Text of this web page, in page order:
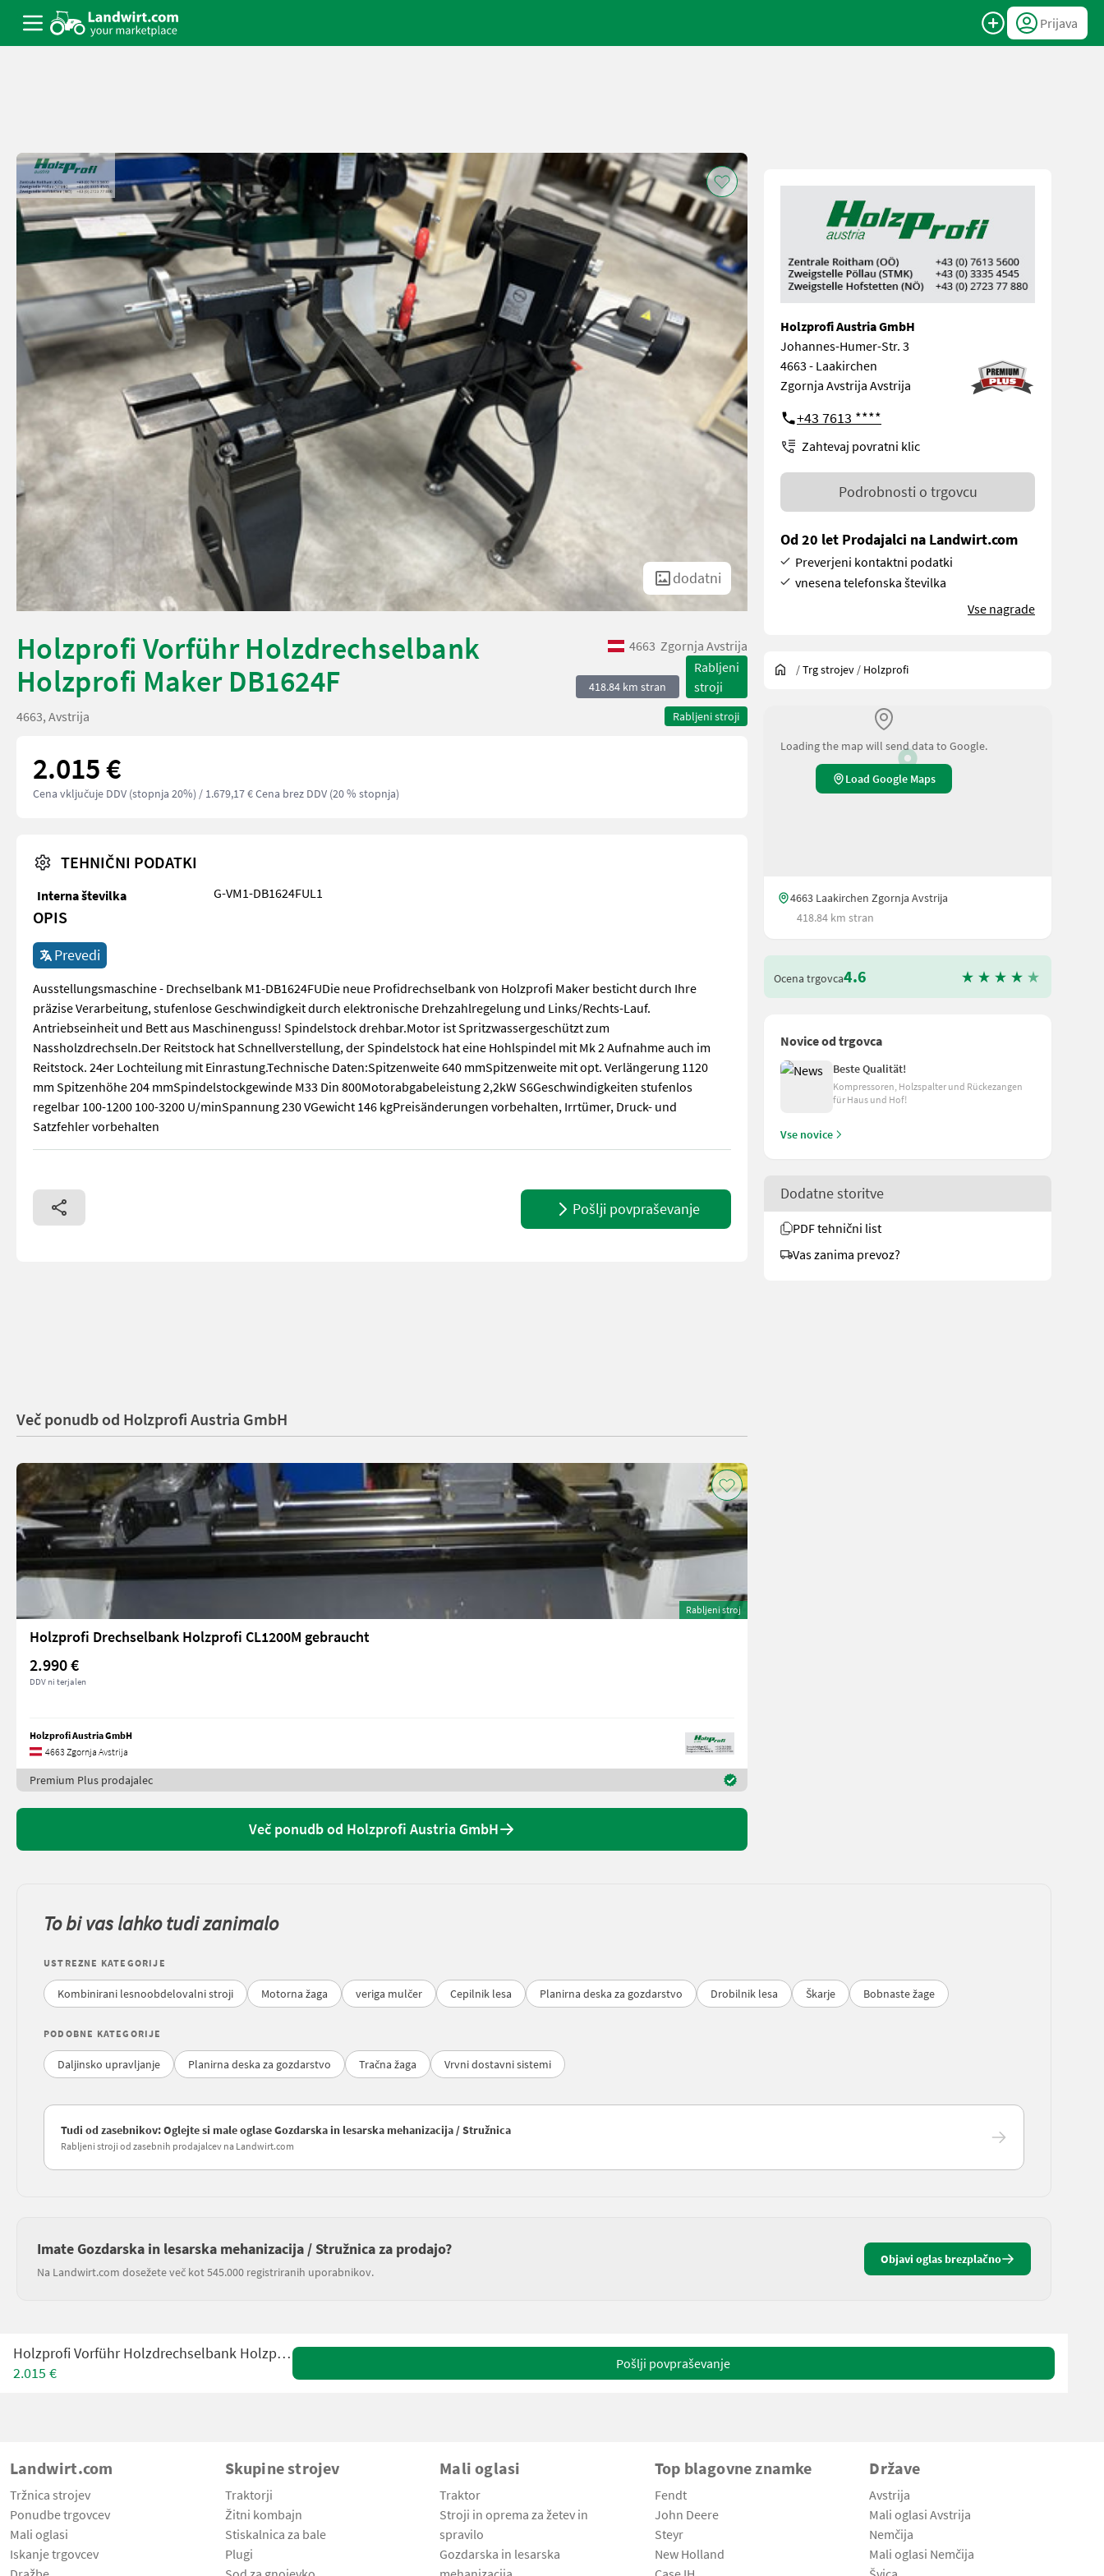
Prijava
dodatni
Holzprofi Vorführ Holzdrechselbank
Holzprofi Maker DB1624F
4663 Zgornja Avstrija
418.84 km stran
Rabljeni
stroji
Rabljeni stroji
4663, Avstrija
2.015 €
Cena vključuje DDV (stopnja 20%) / 1.679,17 € Cena brez DDV (20 % stopnja)
TEHNIČNI PODATKI
Interna številka G-VM1-DB1624FUL1
OPIS
Prevedi
Ausstellungsmaschine - Drechselbank M1-DB1624FUDie neue Profidrechselbank von Holzprofi Maker besticht durch Ihre
präzise Verarbeitung, stufenlose Geschwindigkeit durch elektronische Drehzahlregelung und Links/Rechts-Lauf.
Antriebseinheit und Bett aus Maschinenguss! Spindelstock drehbar.Motor ist Spritzwassergeschützt zum
Nassholzdrechseln.Der Reitstock hat Schnellverstellung, der Spindelstock hat eine Hohlspindel mit Mk 2 Aufnahme auch im
Reitstock. 24er Lochteilung mit Einrastung.Technische Daten:Spitzenweite 640 mmSpitzenweite mit opt. Verlängerung 1120
mm Spitzenhöhe 204 mmSpindelstockgewinde M33 Din 800Motorabgabeleistung 2,2kW S6Geschwindigkeiten stufenlos
regelbar 100-1200 100-3200 U/minSpannung 230 VGewicht 146 kgPreisänderungen vorbehalten, Irrtümer, Druck- und
Satzfehler vorbehalten
Ausstellungsmaschine - Drechselbank M1-DB1624FUDie neue Profidrechselbank von Holzprofi Maker besticht durch Ihre präzise Verarbeitung, stufenlose Geschwindigkeit durch
Pošlji povpraševanje
Holzprofi Austria GmbH
Johannes-Humer-Str. 3
4663 - Laakirchen
Zgornja Avstrija Avstrija
+43 7613 ****
Zahtevaj povratni klic
Podrobnosti o trgovcu
Od 20 let Prodajalci na Landwirt.com
Preverjeni kontaktni podatki
vnesena telefonska številka
Vse nagrade
/Trg strojev / Holzprofi
Loading the map will send data to Google.
Load Google Maps
4663 Laakirchen Zgornja Avstrija
418.84 km stran
Ocena trgovca4.6
Novice od trgovca
Beste Qualität!
Kompressoren, Holzspalter und Rückezangen
für Haus und Hof!
Vse novice
Dodatne storitve
PDF tehnični list
Vas zanima prevoz?
Več ponudb od Holzprofi Austria GmbH
Rabljeni stroj
Holzprofi Drechselbank Holzprofi CL1200M gebraucht
2.990 €
DDV ni terjalen
Holzprofi Austria GmbH
4663 Zgornja Avstrija
Premium Plus prodajalec
Več ponudb od Holzprofi Austria GmbH
To bi vas lahko tudi zanimalo
USTREZNE KATEGORIJE
Kombinirani lesnoobdelovalni stroji Motorna žaga veriga mulčer Cepilnik lesa Planirna deska za gozdarstvo Drobilnik lesa Škarje Bobnaste žage
PODOBNE KATEGORIJE
Daljinsko upravljanje Planirna deska za gozdarstvo Tračna žaga Vrvni dostavni sistemi
Tudi od zasebnikov: Oglejte si male oglase Gozdarska in lesarska mehanizacija / Stružnica
Rabljeni stroji od zasebnih prodajalcev na Landwirt.com
Imate Gozdarska in lesarska mehanizacija / Stružnica za prodajo?
Na Landwirt.com dosežete več kot 545.000 registriranih uporabnikov.
Objavi oglas brezplačno
Holzprofi Vorführ Holzdrechselbank Holzprofi Maker DB1624F
2.015 €
Pošlji povpraševanje
Landwirt.com
Tržnica strojev
Ponudbe trgovcev
Mali oglasi
Iskanje trgovcev
Skupine strojev
Traktorji
Žitni kombajn
Stiskalnica za bale
Plugi
Mali oglasi
Traktor
Stroji in oprema za žetev in
spravilo
Gozdarska in lesarska
Top blagovne znamke
Fendt
John Deere
Steyr
New Holland
Države
Avstrija
Mali oglasi Avstrija
Nemčija
Mali oglasi Nemčija